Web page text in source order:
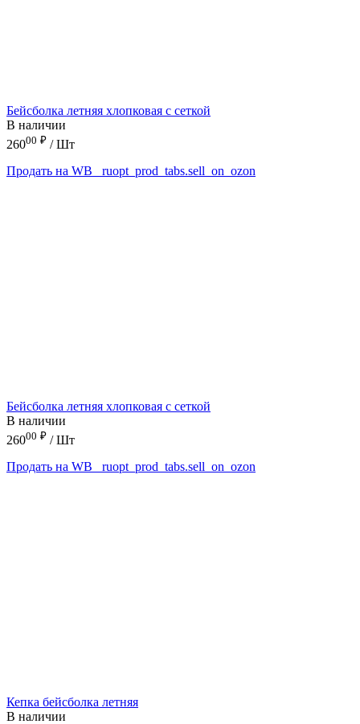
Бейсболка летняя хлопковая с сеткой
В наличии
26000 ₽ / Шт
Продать на WB
_ruopt_prod_tabs.sell_on_ozon
Бейсболка летняя хлопковая с сеткой
В наличии
26000 ₽ / Шт
Продать на WB
_ruopt_prod_tabs.sell_on_ozon
Кепка бейсболка летняя
В наличии